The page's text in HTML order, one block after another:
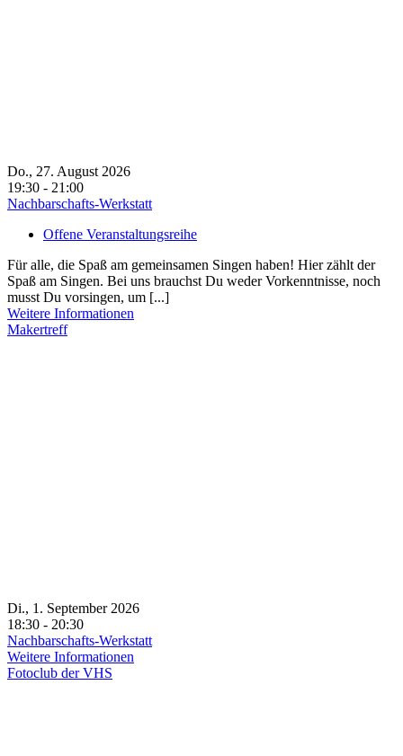
Do., 27. August 2026
19:30 - 21:00
Nachbarschafts-Werkstatt
Offene Veranstaltungsreihe
Für alle, die Spaß am gemeinsamen Singen haben! Hier zählt der
Spaß am Singen. Bei uns brauchst Du weder Vorkenntnisse, noch
musst Du vorsingen, um [...]
Weitere Informationen
Makertreff
Di., 1. September 2026
18:30 - 20:30
Nachbarschafts-Werkstatt
Weitere Informationen
Fotoclub der VHS